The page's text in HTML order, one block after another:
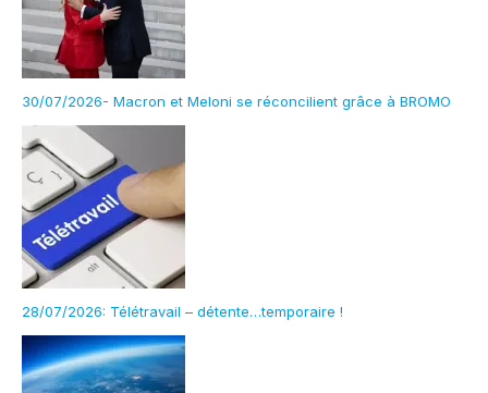
30/07/2026- Macron et Meloni se réconcilient grâce à BROMO
28/07/2026: Télétravail – détente…temporaire !